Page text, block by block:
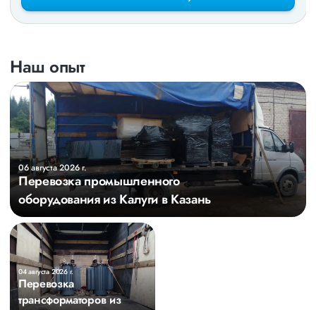
Наш опыт
06 августа 2026 г.
Перевозка промышленного
оборудования из Калуги в Казань
04 августа 2026 г.
Перевозка
трансформаторов из